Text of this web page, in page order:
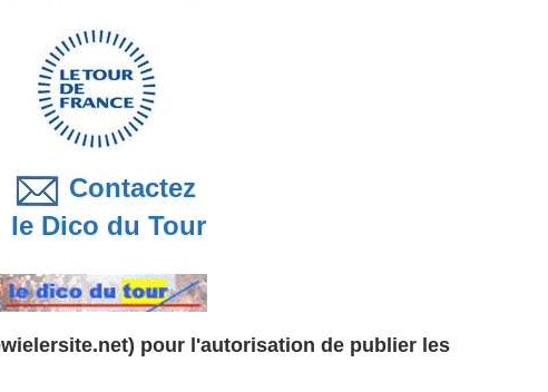
Contactez
le Dico du Tour
pour l'autorisation de publier les